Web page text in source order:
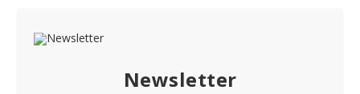
Newsletter